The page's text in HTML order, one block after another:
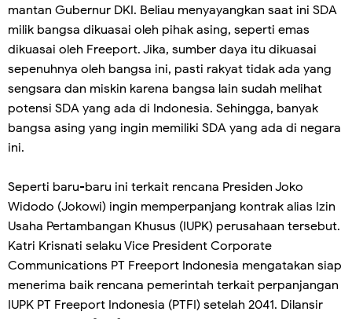
mantan Gubernur DKI. Beliau menyayangkan saat ini SDA
milik bangsa dikuasai oleh pihak asing, seperti emas
dikuasai oleh Freeport. Jika, sumber daya itu dikuasai
sepenuhnya oleh bangsa ini, pasti rakyat tidak ada yang
sengsara dan miskin karena bangsa lain sudah melihat
potensi SDA yang ada di Indonesia. Sehingga, banyak
bangsa asing yang ingin memiliki SDA yang ada di negara
ini.
Seperti baru-baru ini terkait rencana Presiden Joko
Widodo (Jokowi) ingin memperpanjang kontrak alias Izin
Usaha Pertambangan Khusus (IUPK) perusahaan tersebut.
Katri Krisnati selaku Vice President Corporate
Communications PT Freeport Indonesia mengatakan siap
menerima baik rencana pemerintah terkait perpanjangan
IUPK PT Freeport Indonesia (PTFI) setelah 2041. Dilansir